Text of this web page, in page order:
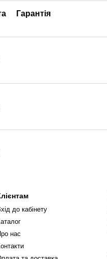
Гарантія
до кабінету
нас